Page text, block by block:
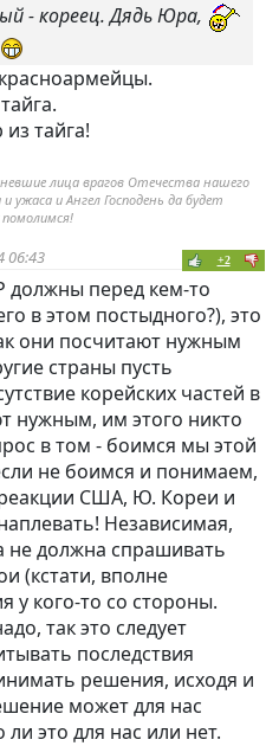
- кореец. Дядь Юра,
тайга!
лица врагов Отечества нашего
ужаса и Ангел Господень да будет
помолимся!
06:43 +2
перед кем-то
в этом постыдного?), это
они посчитают нужным
страны пусть
корейских частей в
нужным, им этого никто
в том - боимся мы этой
не боимся и понимаем,
США, Ю. Кореи и
Независимая,
не должна спрашивать
(кстати, вполне
у кого-то со стороны.
так это следует
последствия
решения, исходя и
может для нас
это для нас или нет.